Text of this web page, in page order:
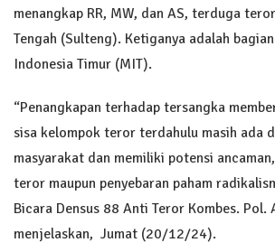
menangkap RR, MW, dan AS, terduga
Tengah (Sulteng). Ketiganya adalah
Indonesia Timur (MIT).
“Penangkapan terhadap tersangka
sisa kelompok teror terdahulu masih ada
masyarakat dan memiliki potensi
teror maupun penyebaran paham
Bicara Densus 88 Anti Teror Kombes. Pol.
menjelaskan, Jumat (20/12/24).